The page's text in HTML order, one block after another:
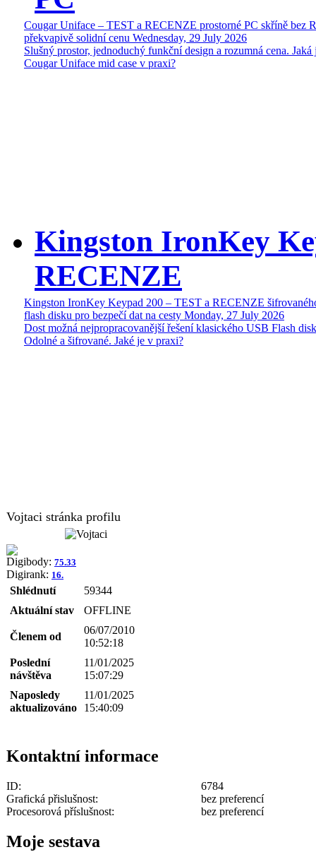
Cougar Uniface – TEST a RECENZE prostorné PC skříně bez
překvapivě solidní cenu Wednesday, 29 July 2026
Slušný prostor, jednoduchý funkční design a rozumná cena. Jaká
Cougar Uniface mid case v praxi?
Kingston IronKey
RECENZE
Kingston IronKey Keypad 200 – TEST a RECENZE
flash disku pro bezpečí dat na cesty Monday, 27 July 2026
Dost možná nejpropracovanější řešení klasického USB Flash
Odolné a šifrované. Jaké je v praxi?
Vojtaci stránka profilu
Digibody: 75.33
Digirank: 16.
Shlédnutí
59344
Aktuální stav
OFFLINE
Členem od
06/07/2010
10:52:18
Poslední
návštěva
11/01/2025
15:07:29
Naposledy
aktualizováno
11/01/2025
15:40:09
Kontaktní informace
ID:
6784
Grafická přislušnost:
bez preferencí
Procesorová příslušnost:
bez preferencí
Moje sestava